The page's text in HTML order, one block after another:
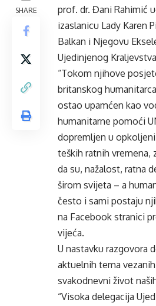
SHARE
prof. dr. Đani Rahimić
izaslanicu Lady Karen
Balkan i Njegovu
Ujedinjenog
“Tokom njihove
britanskog
ostao upamćen kao
humanitarne pomoći
dopremljen u
teških ratnih vremena,
da su, nažalost, ratna
širom svijeta – a
često i sami postaju
na Facebook stranici
vijeća.
U nastavku razgovora
aktuelnih tema
svakodnevni život
“Visoka delegacija